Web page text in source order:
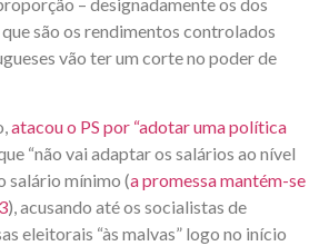
são os rendimentos controlados
vão ter um corte no poder de
atacou o PS por “adotar uma política
“não vai adaptar os salários ao nível
salário mínimo (a promessa mantém-se
), acusando até os socialistas de
eleitorais “às malvas” logo no início